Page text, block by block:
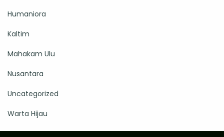
Humaniora
Kaltim
Mahakam Ulu
Nusantara
Uncategorized
Warta Hijau